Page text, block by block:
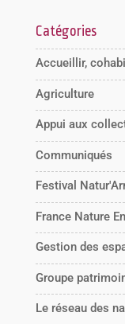
Catégories
Accueillir,
Agriculture
Appui aux
Communiqués
Festival
France Nature
Gestion des
Groupe
Le réseau des